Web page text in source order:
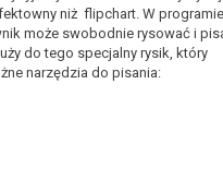
niż flipchart. W programie
może swobodnie rysować i
do tego specjalny rysik, który
narzędzia do pisania: